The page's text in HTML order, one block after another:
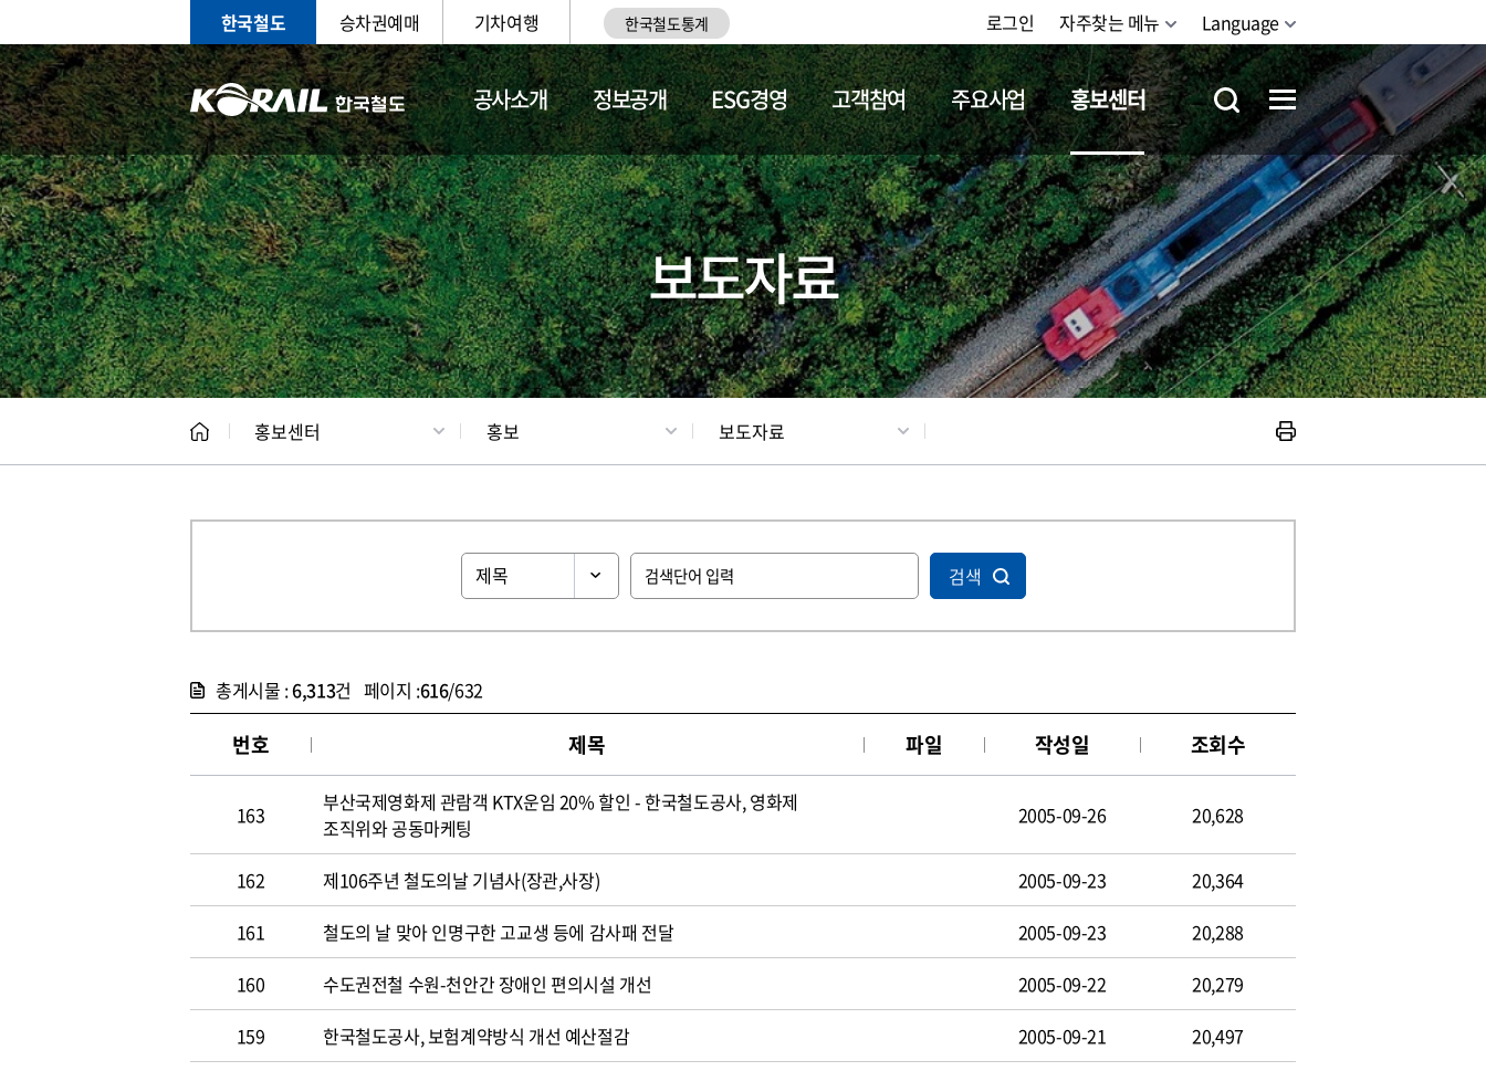
한국철도 승차권예매 기차여행 한국철도통계 로그인 자주찾는 메뉴 Language
공사소개 정보공개 ESG경영 고객참여 주요사업 홍보센터
홍보 문화사업 갤러리 기차소개 철도체험
보도자료
홍보센터 홍보 보도자료
검색
총게시물 :6,313건 페이지 :616/632
번호 제목 파일 작성일 조회수
163
부산국제영화제 관람객 KTX운임 20% 할인 - 한국철도공사, 영화제
조직위와 공동마케팅
2005-09-26 20,628
162 제106주년 철도의날 기념사(장관,사장) 2005-09-23
20,364
161
철도의 날 맞아 인명구한 고교생 등에 감사패 전달 2005-09-23
20,288
160
수도권전철 수원-천안간 장애인 편의시설 개선 2005-09-22
20,279
159
한국철도공사, 보험계약방식 개선 예산절감 2005-09-21
20,497